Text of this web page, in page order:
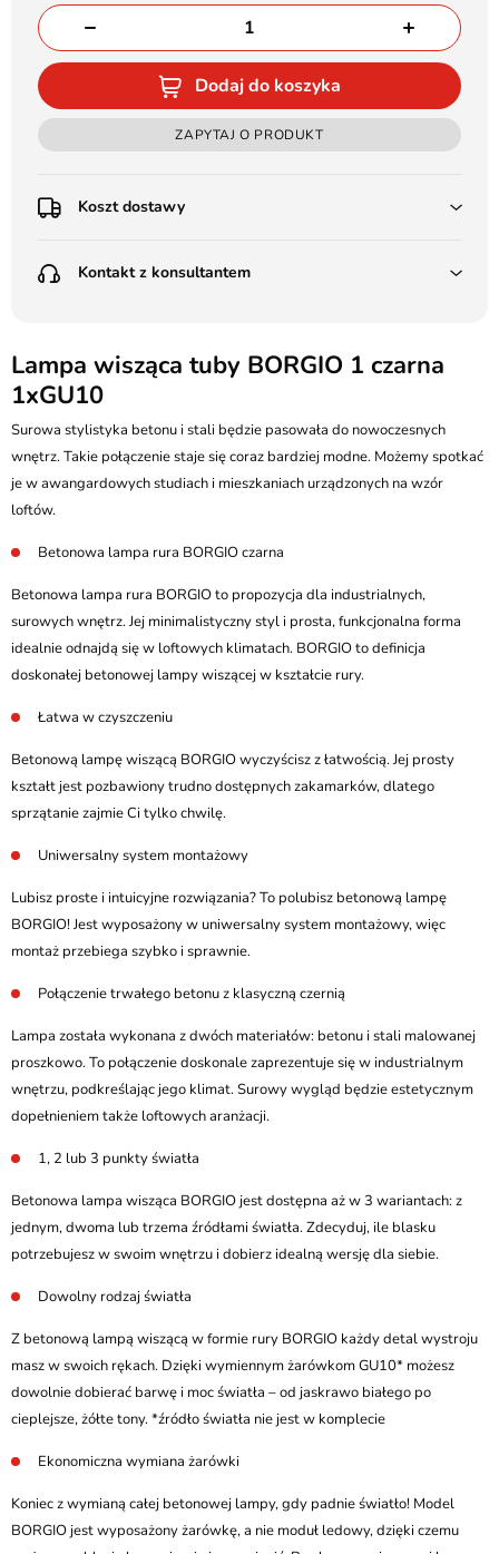
Dodaj do koszyka
ZAPYTAJ O PRODUKT
Koszt dostawy
Poczta Polska Kurier 48H - 11 zł
(od 1000 zł dla gabarytów, nie dotyczy produktów 3m)
Pobranie:
Poczta Polska Kurier 48H - 16 zł
Kurier GLS - 20 zł
Przesyłka Gabarytowa - 35 zł
Kontakt z konsultantem
Batalionów Chłopskich 12, 94-058 Łódź
506 336 320
kontakt@ledstyl.pl
Lampa wisząca tuby BORGIO 1 czarna
1xGU10
Surowa stylistyka betonu i stali będzie pasowała do nowoczesnych
wnętrz. Takie połączenie staje się coraz bardziej modne. Możemy spotkać
je w awangardowych studiach i mieszkaniach urządzonych na wzór
loftów.
Betonowa lampa rura BORGIO czarna
Betonowa lampa rura BORGIO to propozycja dla industrialnych,
surowych wnętrz. Jej minimalistyczny styl i prosta, funkcjonalna forma
idealnie odnajdą się w loftowych klimatach. BORGIO to definicja
doskonałej betonowej lampy wiszącej w kształcie rury.
Łatwa w czyszczeniu
Betonową lampę wiszącą BORGIO wyczyścisz z łatwością. Jej prosty
kształt jest pozbawiony trudno dostępnych zakamarków, dlatego
sprzątanie zajmie Ci tylko chwilę.
Uniwersalny system montażowy
Lubisz proste i intuicyjne rozwiązania? To polubisz betonową lampę
BORGIO! Jest wyposażony w uniwersalny system montażowy, więc
montaż przebiega szybko i sprawnie.
Połączenie trwałego betonu z klasyczną czernią
Lampa została wykonana z dwóch materiałów: betonu i stali malowanej
proszkowo. To połączenie doskonale zaprezentuje się w industrialnym
wnętrzu, podkreślając jego klimat. Surowy wygląd będzie estetycznym
dopełnieniem także loftowych aranżacji.
1, 2 lub 3 punkty światła
Betonowa lampa wisząca BORGIO jest dostępna aż w 3 wariantach: z
jednym, dwoma lub trzema źródłami światła. Zdecyduj, ile blasku
potrzebujesz w swoim wnętrzu i dobierz idealną wersję dla siebie.
Dowolny rodzaj światła
Z betonową lampą wiszącą w formie rury BORGIO każdy detal wystroju
masz w swoich rękach. Dzięki wymiennym żarówkom GU10* możesz
dowolnie dobierać barwę i moc światła – od jaskrawo białego po
cieplejsze, żółte tony. *źródło światła nie jest w komplecie
Ekonomiczna wymiana żarówki
Koniec z wymianą całej betonowej lampy, gdy padnie światło! Model
BORGIO jest wyposażony żarówkę, a nie moduł ledowy, dzięki czemu